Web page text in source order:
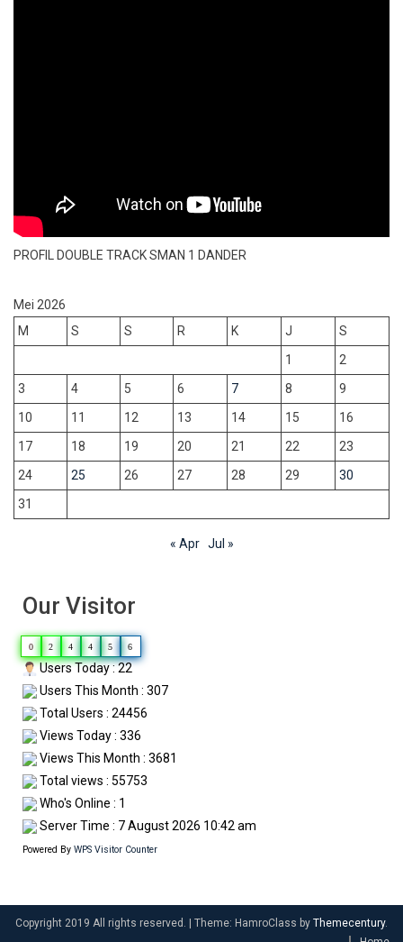
PROFIL DOUBLE TRACK SMAN 1 DANDER
Mei 2026
M
S S R K J
S
1
2
3
4 5 6 7 8
9
10
11 12 13 14 15
16
17
18 19 20 21 22
23
24
25 26 27 28 29
30
31
« Apr Jul »
Our Visitor
0 2 4 4 5 6
Users Today : 22
Users This Month : 307
Total Users : 24456
Views Today : 336
Views This Month : 3681
Total views : 55753
Who's Online : 1
Server Time : 7 August 2026 10:42 am
Powered By WPS Visitor Counter
Copyright 2019 All rights reserved. Theme: HamroClass by Themecentury.